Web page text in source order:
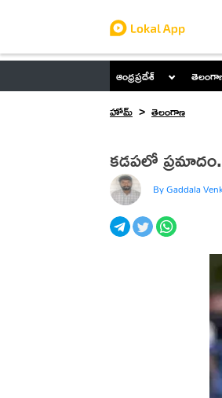
ఆంధ్రప్రదేశ్
హోమ్
తెలంగాణ
కడపలో
By Gaddala